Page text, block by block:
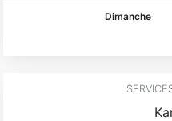
Dimanche